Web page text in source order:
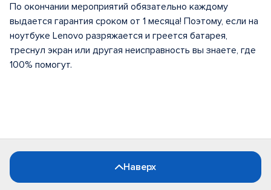
По окончании мероприятий обязательно каждому
выдается гарантия сроком от 1 месяца! Поэтому, если на
ноутбуке Lenovo разряжается и греется батарея,
треснул экран или другая неисправность вы знаете, где
100% помогут.
Наверх